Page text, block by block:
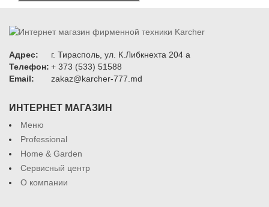
Адрес:
г. Тирасполь, ул. К.Либкнехта 204 а
Телефон: + 373 (533) 51588
Email:
zakaz@karcher-777.md
ИНТЕРНЕТ МАГАЗИН
Меню
Professional
Home & Garden
Сервисный центр
О компании